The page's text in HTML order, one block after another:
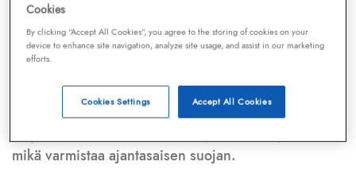
Puhelinnumero
Telemarkkinointiliiton jaKilpi-sovelluksen
tietokannasta, joka kattaa satoja tuhansia
Lisäksi tunnistamme automaattisesti, jos kyseessä on
puhelinhuijarin numero, sähköpostiosoitetai
huijausviesti. Tietokantaamme päivitetään jatkuvasti,
mikä varmistaa ajantasaisen suojan.
Cookies
By clicking “Accept All Cookies”, you agree to the storing of cookies on your
device to enhance site navigation, analyze site usage, and assist in our marketing
efforts.
Accept All Cookies
Cookies Settings